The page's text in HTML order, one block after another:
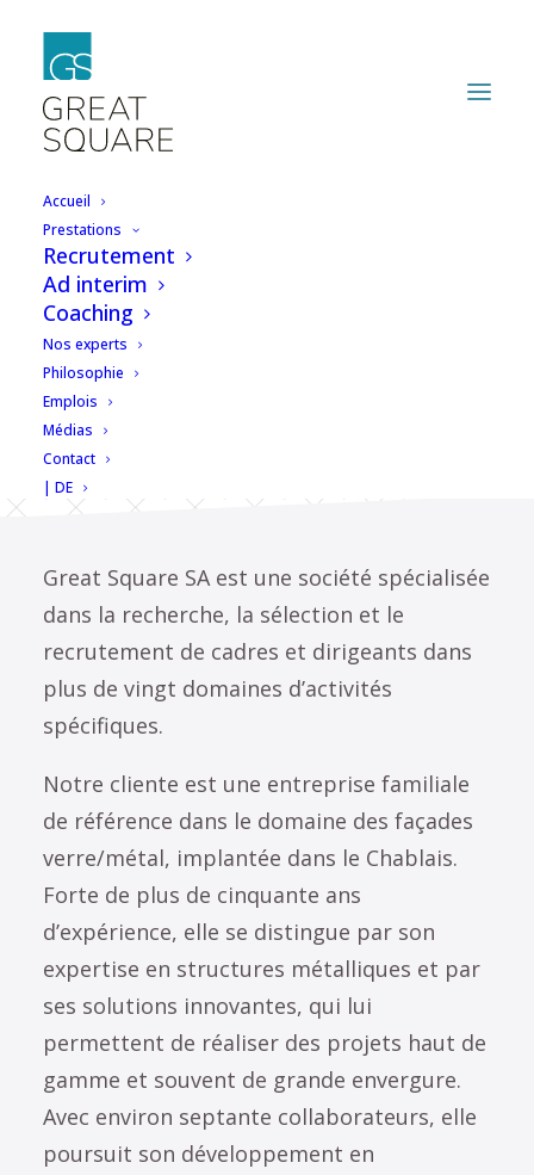
Accueil
Prestations
Recrutement
Ad interim
Coaching
Nos experts
Philosophie
Emplois
Médias
Contact
| DE
Prenez la tête du
bureau technique et
orchestrez des
projets prestigieux!
Great Square SA est une société spécialisée
dans la recherche, la sélection et le
recrutement de cadres et dirigeants dans
plus de vingt domaines d’activités
spécifiques.
Notre cliente est une entreprise familiale
de référence dans le domaine des façades
verre/métal, implantée dans le Chablais.
Forte de plus de cinquante ans
d’expérience, elle se distingue par son
expertise en structures métalliques et par
ses solutions innovantes, qui lui
permettent de réaliser des projets haut de
gamme et souvent de grande envergure.
Avec environ septante collaborateurs, elle
poursuit son développement en